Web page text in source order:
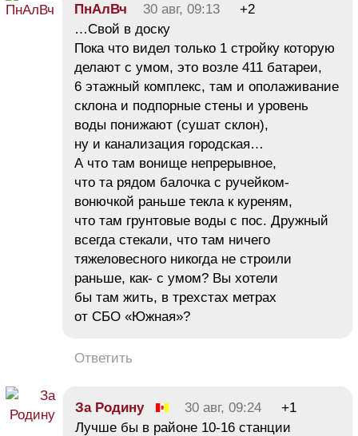
ПнАлВч 30 авг, 09:13
+2
…Свой в доску
Пока что видел только 1 стройку которую
делают с умом, это возле 411 батареи,
6 этажный комплекс, там и ополаживание
склона и подпорные стены и уровень
воды понижают (сушат склон),
ну и канализация городская…
А что там вонище непрерывное,
что та рядом балочка с ручейком-
вонючкой раньше текла к куреням,
что там грунтовые воды с пос. Дружный
всегда стекали, что там ничего
тяжеловесного никогда не строили
раньше, как- с умом? Вы хотели
бы там жить, в трехстах метрах
от СБО «Южная»?
Ответить
За Родину 30 авг, 09:24
+1
Лучше бы в районе 10-16 станции